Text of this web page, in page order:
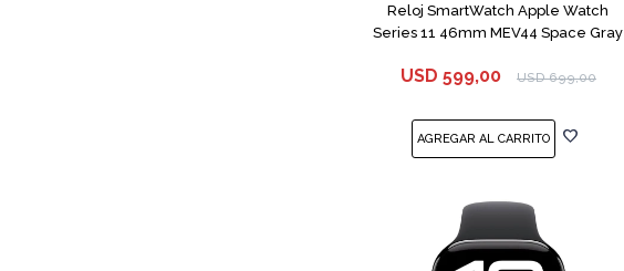
Reloj SmartWatch Apple Watch
Series 11 46mm MEV44 Space Gray
USD 599,00 USD 699,00